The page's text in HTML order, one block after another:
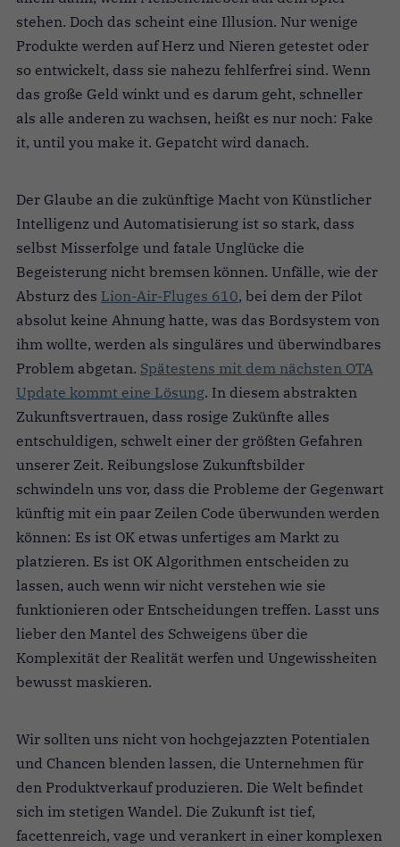
stehen. Doch das scheint eine Illusion. Nur wenige
Produkte werden auf Herz und Nieren getestet oder
so entwickelt, dass sie nahezu fehlferfrei sind. Wenn
das große Geld winkt und es darum geht, schneller
als alle anderen zu wachsen, heißt es nur noch: Fake
it, until you make it. Gepatcht wird danach.
Der Glaube an die zukünftige Macht von Künstlicher
Intelligenz und Automatisierung ist so stark, dass
selbst Misserfolge und fatale Unglücke die
Begeisterung nicht bremsen können. Unfälle, wie der
Absturz des Lion-Air-Fluges 610, bei dem der Pilot
absolut keine Ahnung hatte, was das Bordsystem von
ihm wollte, werden als singuläres und überwindbares
Problem abgetan. Spätestens mit dem nächsten OTA
Update kommt eine Lösung. In diesem abstrakten
Zukunftsvertrauen, dass rosige Zukünfte alles
entschuldigen, schwelt einer der größten Gefahren
unserer Zeit. Reibungslose Zukunftsbilder
schwindeln uns vor, dass die Probleme der Gegenwart
künftig mit ein paar Zeilen Code überwunden werden
können: Es ist OK etwas unfertiges am Markt zu
platzieren. Es ist OK Algorithmen entscheiden zu
lassen, auch wenn wir nicht verstehen wie sie
funktionieren oder Entscheidungen treffen. Lasst uns
lieber den Mantel des Schweigens über die
Komplexität der Realität werfen und Ungewissheiten
bewusst maskieren.
Wir sollten uns nicht von hochgejazzten Potentialen
und Chancen blenden lassen, die Unternehmen für
den Produktverkauf produzieren. Die Welt befindet
sich im stetigen Wandel. Die Zukunft ist tief,
facettenreich, vage und verankert in einer komplexen